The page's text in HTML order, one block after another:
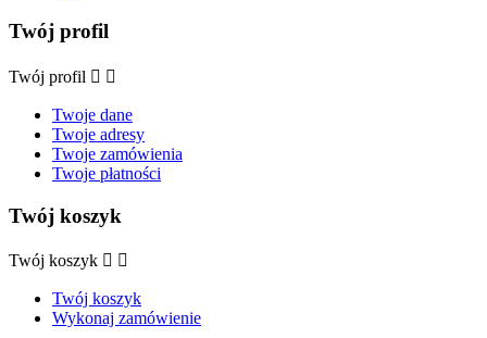
Twój profil
Twój profil  
Twoje dane
Twoje adresy
Twoje zamówienia
Twoje płatności
Twój koszyk
Twój koszyk  
Twój koszyk
Wykonaj zamówienie